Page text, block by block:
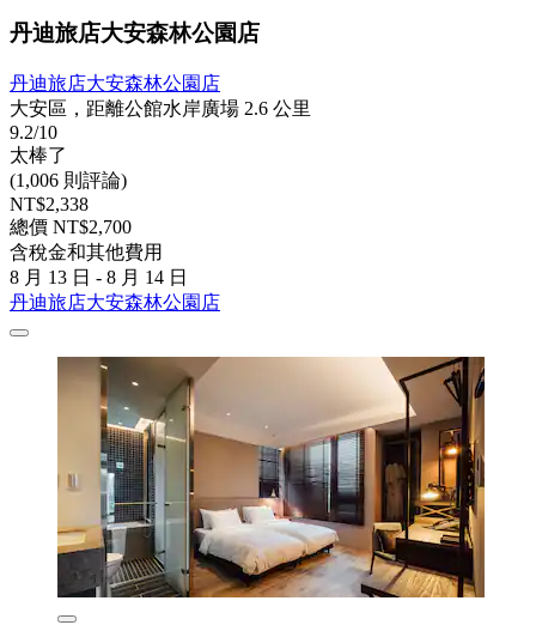
丹迪旅店大安森林公園店
丹迪旅店大安森林公園店
大安區，距離公館水岸廣場 2.6 公里
9.2/10
太棒了
(1,006 則評論)
NT$2,338
總價 NT$2,700
含稅金和其他費用
8 月 13 日 - 8 月 14 日
丹迪旅店大安森林公園店